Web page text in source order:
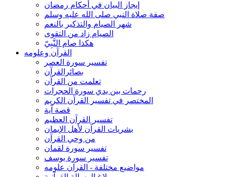
إيجاز البيان في أحكام رمضان
صفة صلاة النبي صلى الله عليه وسلم
شهر الصيام والتذكير بالنعم
الصيام زاد من التقوى
هكذا صام النَّبِيّ
القرآن وعلومه
تفسير سورة العصر
بصائرالقرآن
تعلمت من القرآن
رحمات بين يدي سورة الحجرات
المختصر في تفسير القرآن الكريم
قصة آية
تفسير القرآن العظيم
بشريات القرآن لأهل الإيمان
من وحي القرآن
تفسير سورة لقمان
تفسير سورة يوسف
مواضيع مختلفة - القرآن علومه